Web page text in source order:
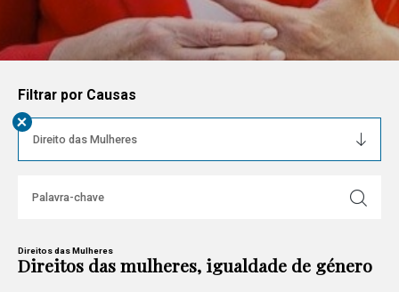
Filtrar por Causas
+
Direitos das Mulheres
Direitos das mulheres, igualdade de género